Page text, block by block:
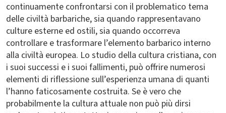
continuamente confrontarsi con il problematico tema
delle civiltà barbariche, sia quando rappresentavano
culture esterne ed ostili, sia quando occorreva
controllare e trasformare l’elemento barbarico interno
alla civiltà europea. Lo studio della cultura cristiana, con
i suoi successi e i suoi fallimenti, può offrire numerosi
elementi di riflessione sull’esperienza umana di quanti
l’hanno faticosamente costruita. Se è vero che
probabilmente la cultura attuale non può più dirsi